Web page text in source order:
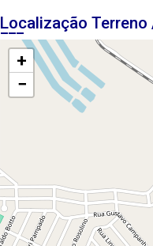
Localização
+
−